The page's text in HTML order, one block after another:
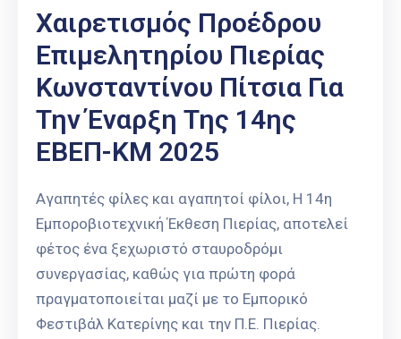
Χαιρετισμός Προέδρου
Επιμελητηρίου Πιερίας
Κωνσταντίνου Πίτσια Για
Την Έναρξη Της 14ης
ΕΒΕΠ-ΚΜ 2025
Αγαπητές φίλες και αγαπητοί φίλοι, Η 14η
Εμποροβιοτεχνική Έκθεση Πιερίας, αποτελεί
φέτος ένα ξεχωριστό σταυροδρόμι
συνεργασίας, καθώς για πρώτη φορά
πραγματοποιείται μαζί με το Εμπορικό
Φεστιβάλ Κατερίνης και την Π.Ε. Πιερίας.